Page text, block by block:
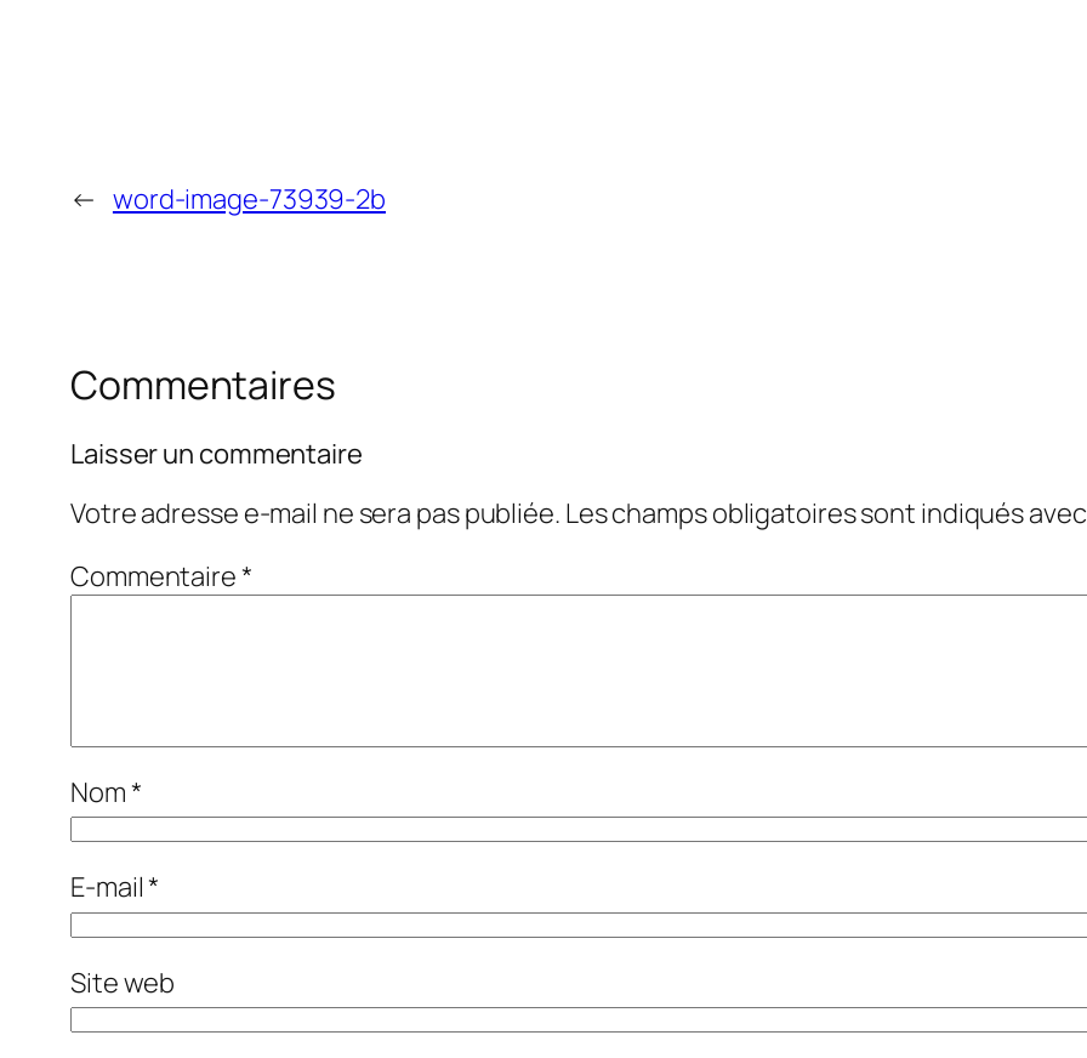
← word-image-73939-2b
Commentaires
Laisser un commentaire
Votre adresse e-mail ne sera pas publiée. Les champs obligatoires sont indiqués
Commentaire*
Nom*
E-mail*
Site web